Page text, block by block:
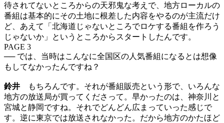
待されてないところからの天邪鬼な考えで、地方ローカルの
番組は基本的にその土地に根差した内容をやるのが主流だけ
ど、あえて「北海道じゃないところでロケする番組を作ろう
じゃないか」というところからスタートしたんです。
PAGE 3
── では、当時はこんなに全国区の人気番組になるとは想像
もしてなかったんですね？
鈴井 もちろんです。それが番組販売という形で、いろんな
地方の放送局が買ってくださって。早かったのは、神奈川と
宮城と静岡ですね。それでどんどん広まっていった感じで
す。逆に東京では放送されなかった。だから地方のかたほど